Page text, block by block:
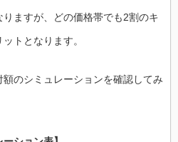
ますが、どの価格帯でも2割のキ
トとなります。
のシミュレーションを確認してみ